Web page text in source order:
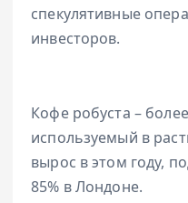
спекулятивные
инвесторов.
Кофе робуста –
используемый в
вырос в этом году,
85% в Лондоне.